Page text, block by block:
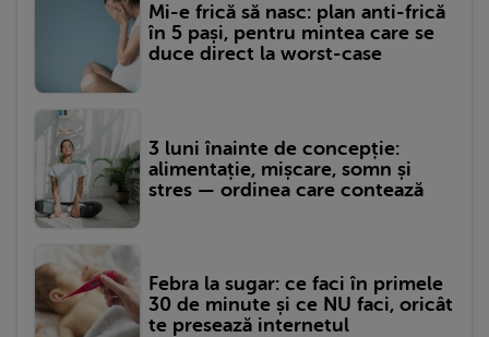
Mi-e frică să nasc: plan anti-frică
în 5 pași, pentru mintea care se
duce direct la worst-case
3 luni înainte de concepție:
alimentație, mișcare, somn și
stres — ordinea care contează
Febra la sugar: ce faci în primele
30 de minute și ce NU faci, oricât
te presează internetul